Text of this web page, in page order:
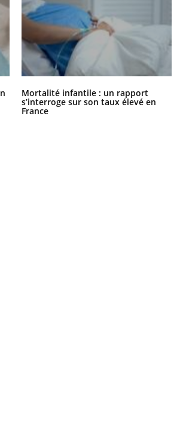
Mortalité infantile : un rapport
s’interroge sur son taux élevé en
France